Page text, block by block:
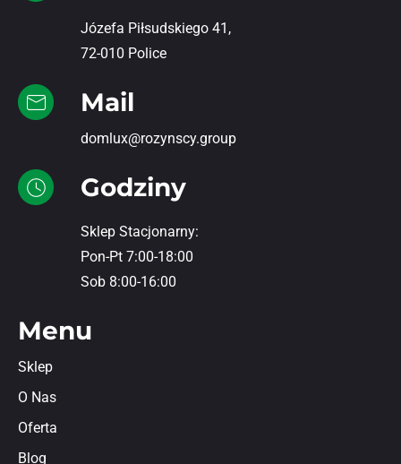
Józefa Piłsudskiego 41,
72-010 Police
Mail
domlux@rozynscy.group
Godziny
Sklep Stacjonarny:
Pon-Pt 7:00-18:00
Sob 8:00-16:00
Menu
Sklep
O Nas
Oferta
Blog